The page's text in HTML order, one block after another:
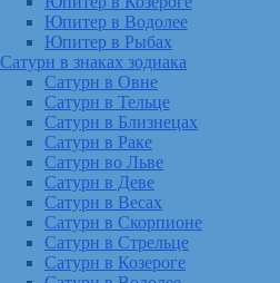
Юпитер в Водолее
Юпитер в Рыбах
Сатурн в знаках зодиака
Сатурн в Овне
Сатурн в Тельце
Сатурн в Близнецах
Сатурн в Раке
Сатурн во Льве
Сатурн в Деве
Сатурн в Весах
Сатурн в Скорпионе
Сатурн в Стрельце
Сатурн в Козероге